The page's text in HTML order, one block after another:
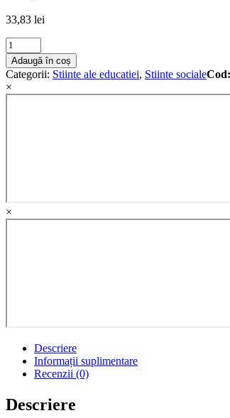
33,83 lei
Plagiatul
quantity
Adaugă în coș
Categorii: Stiinte ale educatiei, Stiinte socialeCod:
×
×
Descriere
Informații suplimentare
Recenzii (0)
Descriere